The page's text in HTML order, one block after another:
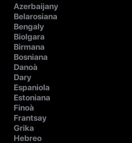
Azerbaijany
Belarosiana
Bengaly
Biolgara
Birmana
Bosniana
Danoà
Dary
Espaniola
Estoniana
Finoà
Frantsay
Grika
Hebreo